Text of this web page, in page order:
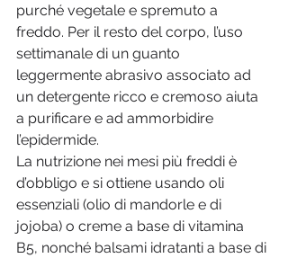
purché vegetale e spremuto a
freddo. Per il resto del corpo, l’uso
settimanale di un guanto
leggermente abrasivo associato ad
un detergente ricco e cremoso aiuta
a purificare e ad ammorbidire
l’epidermide.
La nutrizione nei mesi più freddi è
d’obbligo e si ottiene usando oli
essenziali (olio di mandorle e di
jojoba) o creme a base di vitamina
B5, nonché balsami idratanti a base di